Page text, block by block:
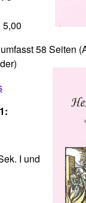
umfasst 58 Seiten
I und